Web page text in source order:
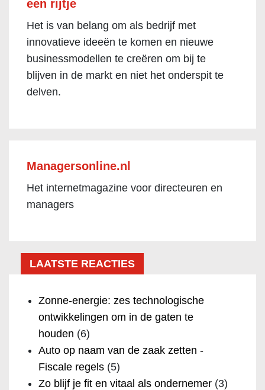
een rijtje
Het is van belang om als bedrijf met
innovatieve ideeën te komen en nieuwe
businessmodellen te creëren om bij te
blijven in de markt en niet het onderspit te
delven.
Managersonline.nl
Het internetmagazine voor directeuren en
managers
LAATSTE REACTIES
Zonne-energie: zes technologische
ontwikkelingen om in de gaten te
houden (6)
Auto op naam van de zaak zetten -
Fiscale regels (5)
Zo blijf je fit en vitaal als ondernemer (3)